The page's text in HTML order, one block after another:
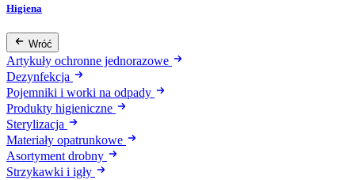
Higiena
Wróć
Artykuły ochronne jednorazowe
Dezynfekcja
Pojemniki i worki na odpady
Produkty higieniczne
Sterylizacja
Materiały opatrunkowe
Asortyment drobny
Strzykawki i igły